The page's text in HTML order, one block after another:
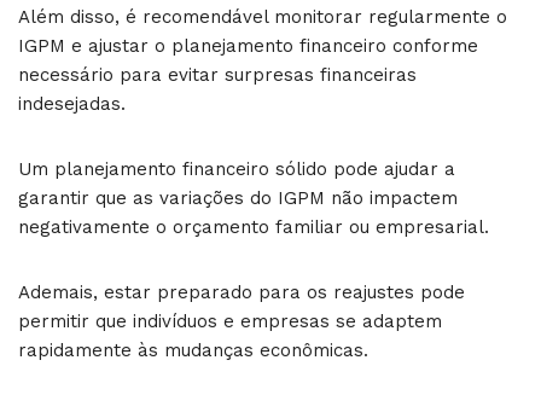
Além disso, é recomendável monitorar regularmente o
IGPM e ajustar o planejamento financeiro conforme
necessário para evitar surpresas financeiras
indesejadas.
Um planejamento financeiro sólido pode ajudar a
garantir que as variações do IGPM não impactem
negativamente o orçamento familiar ou empresarial.
Ademais, estar preparado para os reajustes pode
permitir que indivíduos e empresas se adaptem
rapidamente às mudanças econômicas.